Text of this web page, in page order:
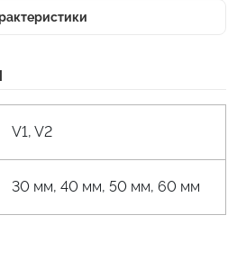
V1, V2
30 мм, 40 мм, 50 мм, 60 мм